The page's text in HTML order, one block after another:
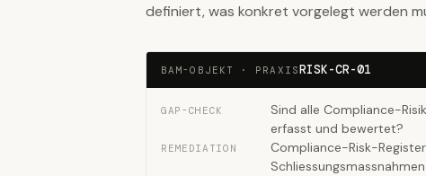
definiert, was konkret vorgelegt werden
BAM-OBJEKT · PRAXISRISK-CR-01
GAP-CHECK
Sind alle Compliance-
erfasst und bewertet?
REMEDIATION
Compliance-Risk-
Schliessungsmassnahmen